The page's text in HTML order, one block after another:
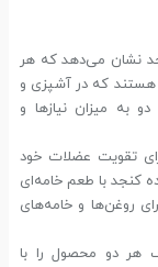
نشان می‌دهد که هر
هستند که در آشپزی و
به میزان نیاز‌ها و
تقویت عضلات خود
کنجد با طعم خامه‌ای
روغن‌ها و خامه‌های
دو محصول را با